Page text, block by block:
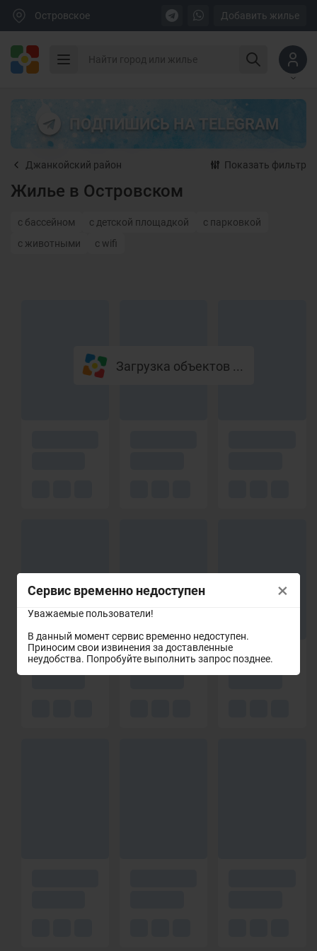
Сервис временно недоступен
Уважаемые пользователи!
В данный момент сервис временно недоступен.
Приносим свои извинения за доставленные
неудобства. Попробуйте выполнить запрос позднее.
×
Островское Добавить жилье
ПОДПИШИСЬ НА TELEGRAM
Джанкойский район Показать фильтр
Жилье в Островском
с бассейном с детской площадкой
с парковкой
с животными
с wifi
Загрузка объектов ...